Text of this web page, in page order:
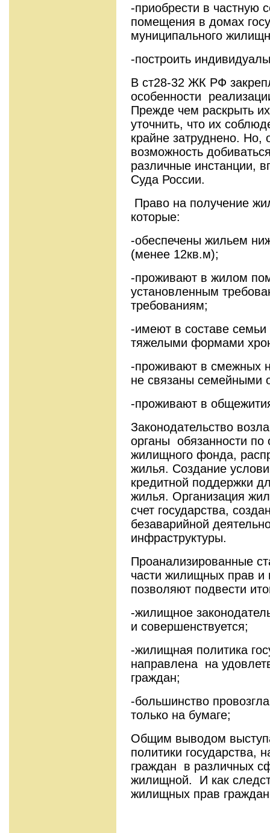
-приобрести в частную
помещения в домах
муниципального
-построить
В ст28-32 ЖК РФ
особенности
Прежде чем раскрыть
уточнить, что их
крайне затруднено.
возможность
различные инстанции,
Суда России.
Право на получение
которые:
-обеспечены жильем
(менее 12кв.м);
-проживают в жилом
установленным
требованиям;
-имеют в составе
тяжелыми формами
-проживают в смежных
не связаны семейными
-проживают в
Законодательство
органы обязанности по
жилищного фонда,
жилья. Создание
кредитной поддержки
жилья. Организация
счет государства,
безаварийной
инфраструктуры.
Проанализированные
части жилищных прав и
позволяют подвести
-жилищное
и совершенствуется;
-жилищная политика
направлена на
граждан;
-большинство
только на бумаге;
Общим выводом
политики государства,
граждан в различных
жилищной. И как
жилищных прав граждан